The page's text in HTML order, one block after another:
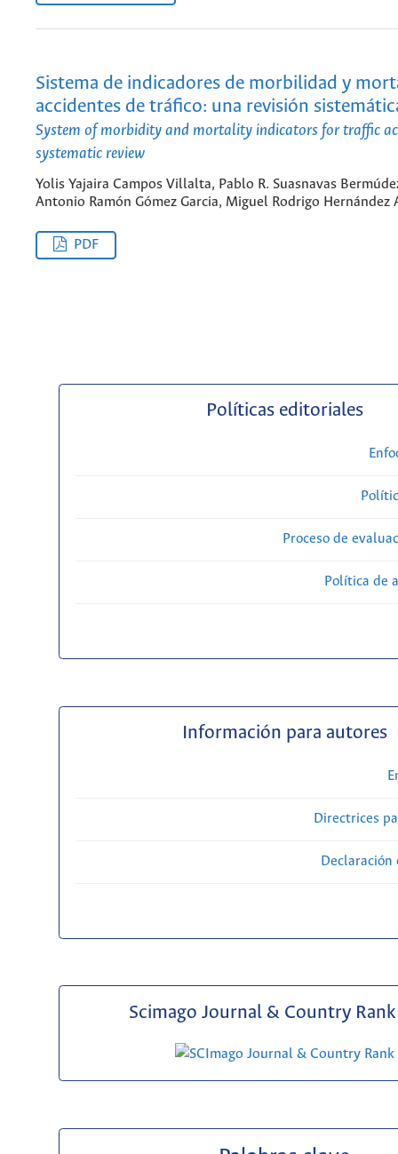
Sistema de indicadores de morbilidad y
accidentes de tráfico: una revisión
System of morbidity and mortality indicators for traffic
systematic review
Yolis Yajaira Campos Villalta, Pablo R. Suasnavas
Antonio Ramón Gómez Garcia, Miguel Rodrigo Hernández
PDF
Políticas editoriales
Proceso de
Política de
Información para autores
Directrices
Scimago Journal & Country Rank